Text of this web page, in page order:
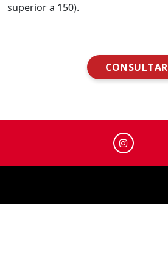
superior a 150).
CONSULTAR